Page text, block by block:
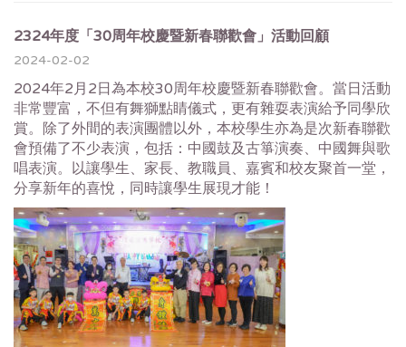
2324年度「30周年校慶暨新春聯歡會」活動回顧
2024-02-02
2024年2月2日為本校30周年校慶暨新春聯歡會。當日活動
非常豐富， 不但有舞獅點睛儀式，更有雜耍表演給予同學欣
賞。 除了外間的表演團體以外， 本校學生亦為是次新春聯歡
會預備了不少表演，包括： 中國鼓及古箏演奏、中國舞與歌
唱表演。以讓學生、家長、教職員、 嘉賓和校友聚首一堂，
分享新年的喜悅，同時讓學生展現才能！